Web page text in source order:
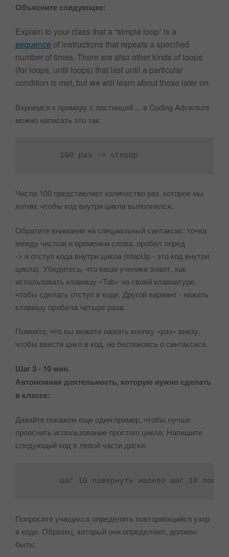
Объясните следующее:
Explain to your class that a “simple loop” is a
sequence of instructions that repeats a specified
number of times. There are also other kinds of loops
(for loops, until loops) that last until a particular
condition is met, but we will learn about those later on.
Вернемся к примеру с лестницей ... в Coding Adventure
можно написать это так:
Число 100 представляет количество раз, которое мы
хотим, чтобы код внутри цикла выполнялся.
Обратите внимание на специальный синтаксис: точка
между числом и временем слова, пробел перед
-> и отступ кода внутри цикла (stepUp - это код внутри
цикла). Убедитесь, что ваши ученики знают, как
использовать клавишу «Tab» на своей клавиатуре,
чтобы сделать отступ в коде. Другой вариант - нажать
клавишу пробела четыре раза.
Помните, что вы можете нажать кнопку «раз» внизу,
чтобы ввести цикл в код, не беспокоясь о синтаксисе.
Шаг 3 - 10 мин.
Автономная деятельность, которую нужно сделать
в классе:
Давайте покажем еще один пример, чтобы лучше
прояснить использование простого цикла. Напишите
следующий код в левой части доски:
Попросите учащихся определить повторяющийся узор
в коде. Образец, который они определяют, должен
быть: